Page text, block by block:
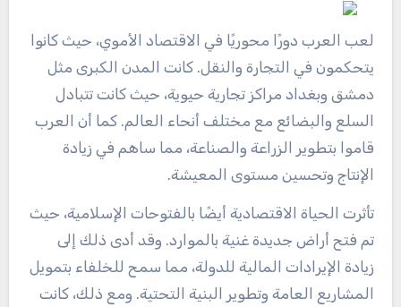
لعب العرب دورًا محوريًا في الاقتصاد الأموي، حيث كانوا
يتحكمون في التجارة والنقل. كانت المدن الكبرى مثل
دمشق وبغداد مراكز تجارية حيوية، حيث كانت تتبادل
السلع والبضائع مع مختلف أنحاء العالم. كما أن العرب
قاموا بتطوير الزراعة والصناعة، مما ساهم في زيادة
الإنتاج وتحسين مستوى المعيشة.
تأثرت الحياة الاقتصادية أيضًا بالفتوحات الإسلامية، حيث
تم فتح أراض جديدة غنية بالموارد. وقد أدى ذلك إلى
زيادة الإيرادات المالية للدولة، مما سمح للخلفاء بتمويل
المشاريع العامة وتطوير البنية التحتية. ومع ذلك، كانت